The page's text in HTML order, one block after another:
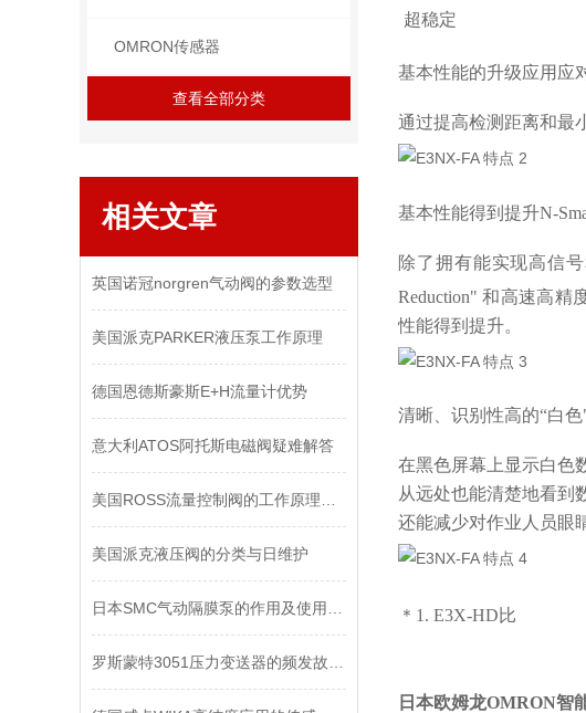
OMRON传感器
查看全部分类
相关文章
英国诺冠norgren气动阀的参数选型
美国派克PARKER液压泵工作原理
德国恩德斯豪斯E+H流量计优势
意大利ATOS阿托斯电磁阀疑难解答
美国派克液压阀的分类与日维护
超稳定
基本性能的升级应用应
通过提高检测距离和最
基本性能得到提升N-
除了拥有能实现高信
Reduction" 和高速高
性能得到提升。
清晰、识别性高的“白
在黑色屏幕上显示白色
从远处也能清楚地看到
还能减少对作业人员眼
＊1. E3X-HD比
日本欧姆龙OMRON智